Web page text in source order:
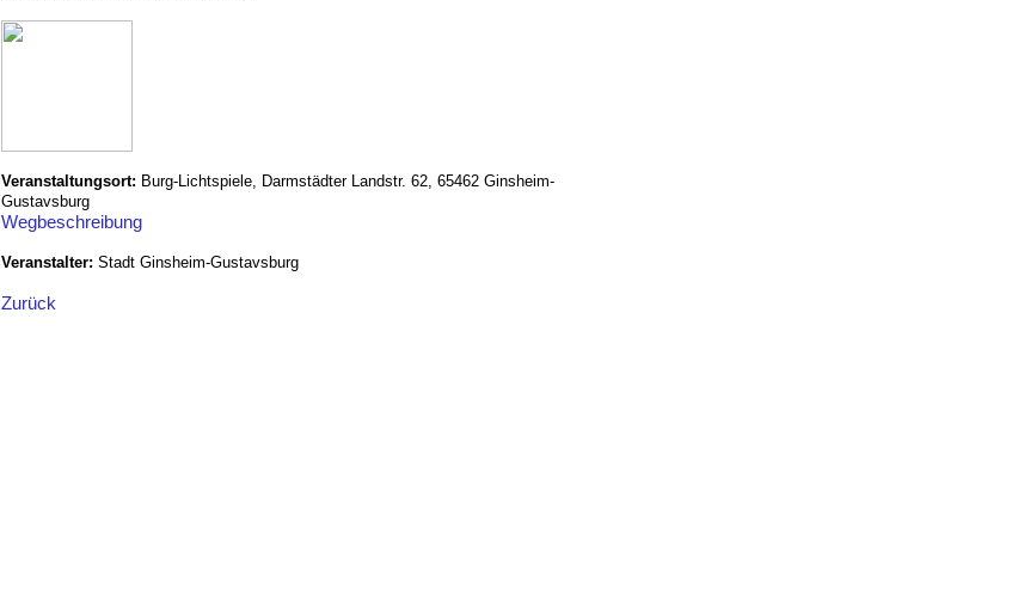
Veranstaltungsort: Burg-Lichtspiele, Darmstädter Landstr. 62, 65462 Ginsheim-
Gustavsburg
Wegbeschreibung
Veranstalter: Stadt Ginsheim-Gustavsburg
Zurück